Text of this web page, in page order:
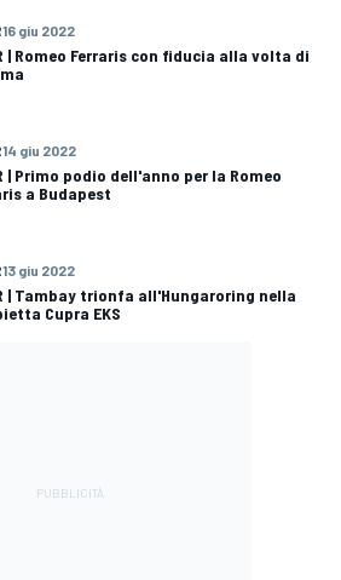
16 giu 2022
| Romeo Ferraris con fiducia alla volta di
14 giu 2022
| Primo podio dell'anno per la Romeo
a Budapest
13 giu 2022
| Tambay trionfa all'Hungaroring nella
Cupra EKS